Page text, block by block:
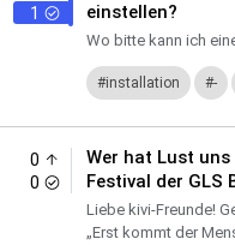
1
einstellen?
Wo bitte kann ich
installation -
0
0
Wer hat Lust
Festival der GLS
treffen?
Liebe kivi-Freunde!
„Erst kommt der